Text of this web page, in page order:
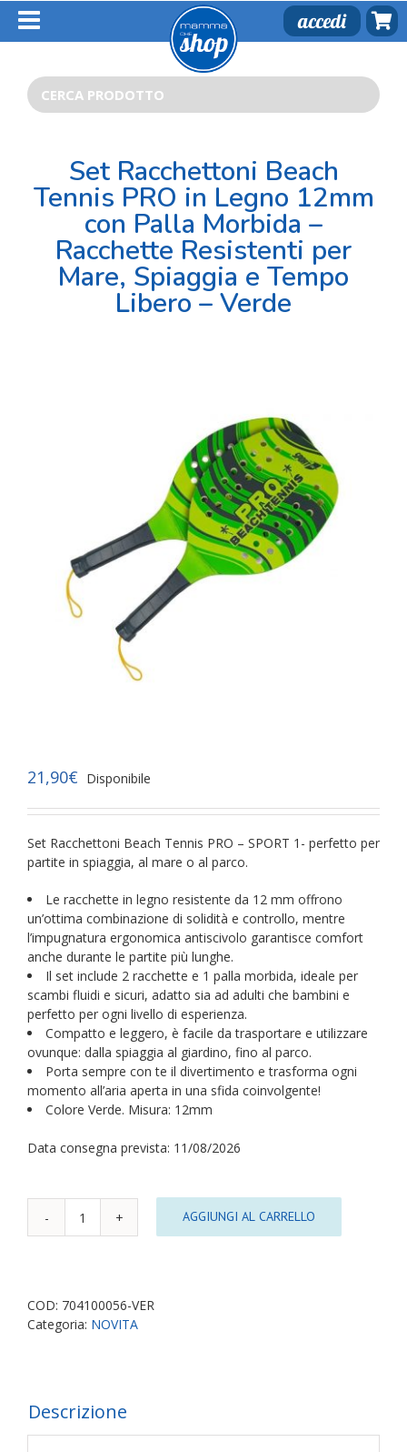
Salta
contenuto
accedi
Cerca
per:
Set Racchettoni Beach
Tennis PRO in Legno 12mm
con Palla Morbida –
Racchette Resistenti per
Mare, Spiaggia e Tempo
Libero – Verde
21,90€ Disponibile
Set Racchettoni Beach Tennis PRO – SPORT 1- perfetto per
partite in spiaggia, al mare o al parco.
Le racchette in legno resistente da 12 mm offrono
un’ottima combinazione di solidità e controllo, mentre
l’impugnatura ergonomica antiscivolo garantisce comfort
anche durante le partite più lunghe.
Il set include 2 racchette e 1 palla morbida, ideale per
scambi fluidi e sicuri, adatto sia ad adulti che bambini e
perfetto per ogni livello di esperienza.
Compatto e leggero, è facile da trasportare e utilizzare
ovunque: dalla spiaggia al giardino, fino al parco.
Porta sempre con te il divertimento e trasforma ogni
momento all’aria aperta in una sfida coinvolgente!
Colore Verde. Misura: 12mm
Data consegna prevista: 11/08/2026
Set
PRO
in
Morbida
–
AGGIUNGI AL CARRELLO
COD: 704100056-VER
Categoria: NOVITA
Descrizione